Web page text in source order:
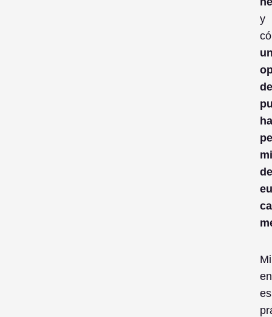
y
de
Mi
es